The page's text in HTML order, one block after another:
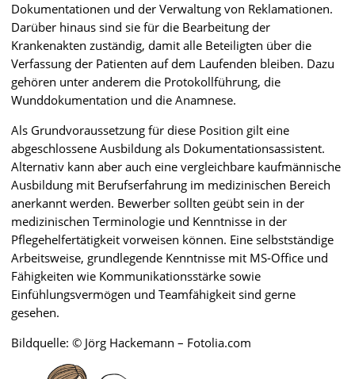
Dokumentationen und der Verwaltung von Reklamationen.
Darüber hinaus sind sie für die Bearbeitung der
Krankenakten zuständig, damit alle Beteiligten über die
Verfassung der Patienten auf dem Laufenden bleiben. Dazu
gehören unter anderem die Protokollführung, die
Wunddokumentation und die Anamnese.
Als Grundvoraussetzung für diese Position gilt eine
abgeschlossene Ausbildung als Dokumentationsassistent.
Alternativ kann aber auch eine vergleichbare kaufmännische
Ausbildung mit Berufserfahrung im medizinischen Bereich
anerkannt werden. Bewerber sollten geübt sein in der
medizinischen Terminologie und Kenntnisse in der
Pflegehelfertätigkeit vorweisen können. Eine selbstständige
Arbeitsweise, grundlegende Kenntnisse mit MS-Office und
Fähigkeiten wie Kommunikationsstärke sowie
Einfühlungsvermögen und Teamfähigkeit sind gerne
gesehen.
Bildquelle: © Jörg Hackemann – Fotolia.com